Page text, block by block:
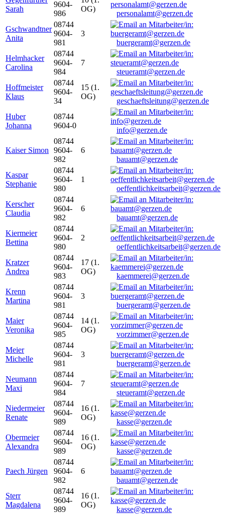
Sarah
9604-
986
OG)
personalamt@gerzen.de
Gschwandtner
Anita
08744
9604-
981
3
buergeramt@gerzen.de
Helmhacker
Carolina
08744
9604-
984
7
steueramt@gerzen.de
Hoffmeister
Klaus
08744
9604-
34
15 (1.
OG)
geschaeftsleitung@gerzen.de
Huber
Johanna
08744
9604-0
info@gerzen.de
Kaiser Simon
08744
9604-
982
6
bauamt@gerzen.de
Kaspar
Stephanie
08744
9604-
980
1
oeffentlichkeitsarbeit@gerzen.de
Kerscher
Claudia
08744
9604-
982
6
bauamt@gerzen.de
Kiermeier
Bettina
08744
9604-
980
2
oeffentlichkeitsarbeit@gerzen.de
Kratzer
Andrea
08744
9604-
983
17 (1.
OG)
kaemmerei@gerzen.de
Krenn
Martina
08744
9604-
981
3
buergeramt@gerzen.de
Maier
Veronika
08744
9604-
985
14 (1.
OG)
vorzimmer@gerzen.de
Meier
Michelle
08744
9604-
981
3
buergeramt@gerzen.de
Neumann
Maxi
08744
9604-
984
7
steueramt@gerzen.de
Niedermeier
Renate
08744
9604-
989
16 (1.
OG)
kasse@gerzen.de
Obermeier
Alexandra
08744
9604-
989
16 (1.
OG)
kasse@gerzen.de
Paech Jürgen
08744
9604-
982
6
bauamt@gerzen.de
Sterr
Magdalena
08744
9604-
989
16 (1.
OG)
kasse@gerzen.de